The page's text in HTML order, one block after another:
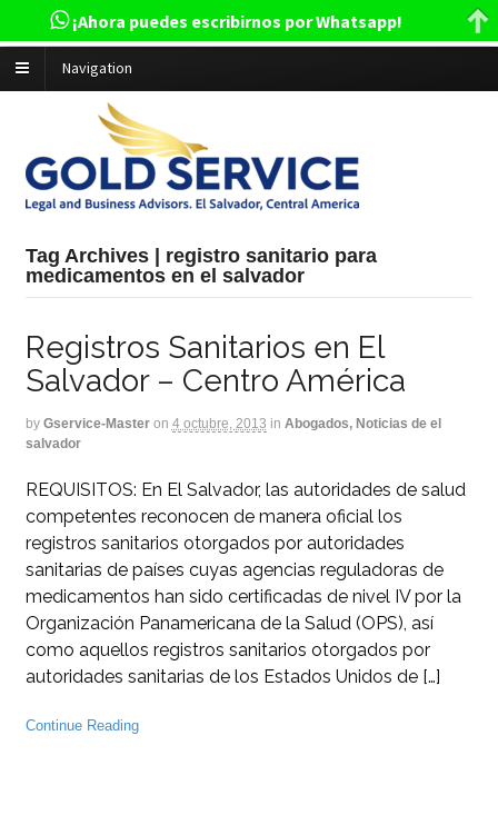
Navigation
Tag Archives | registro sanitario para
medicamentos en el salvador
Registros Sanitarios en El
Salvador – Centro América
by Gservice-Master on 4 octubre, 2013 in Abogados, Noticias de el
salvador
REQUISITOS: En El Salvador, las autoridades de salud
competentes reconocen de manera oficial los
registros sanitarios otorgados por autoridades
sanitarias de países cuyas agencias reguladoras de
medicamentos han sido certificadas de nivel IV por la
Organización Panamericana de la Salud (OPS), así
como aquellos registros sanitarios otorgados por
autoridades sanitarias de los Estados Unidos de […]
Continue Reading
¡Ahora puedes escribirnos por Whatsapp!